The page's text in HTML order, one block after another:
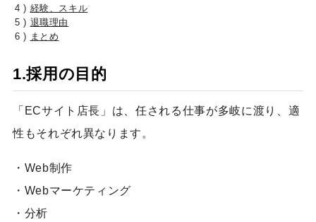
経験、スキル
退職理由
まとめ
1.採用の目的
「ECサイト店長」は、任される仕事が多岐に渡り、適
性もそれぞれ異なります。
・Web制作
・Webマーケティング
・分析